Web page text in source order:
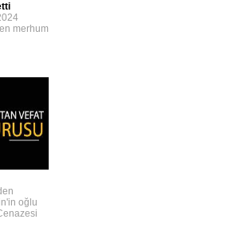
merhum
oğlu